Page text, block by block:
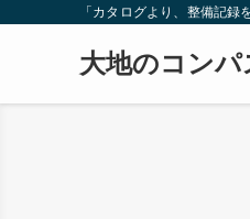
「カタログより、整備記
大地のコンパ